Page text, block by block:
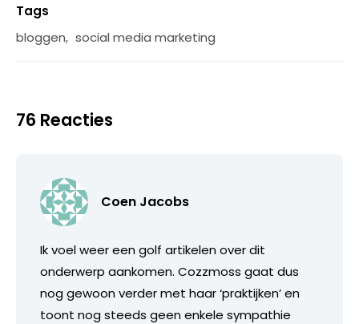
Tags
bloggen, social media marketing
76 Reacties
Coen Jacobs
Ik voel weer een golf artikelen over dit
onderwerp aankomen. Cozzmoss gaat dus
nog gewoon verder met haar ‘praktijken’ en
toont nog steeds geen enkele sympathie